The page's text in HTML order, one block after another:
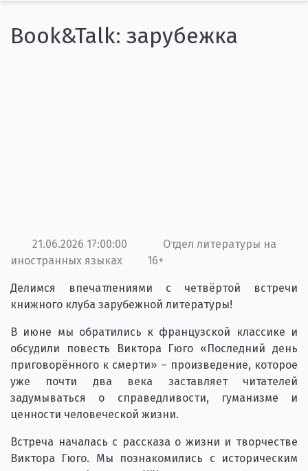
Book&Talk: зарубежка
21.06.2026 17:00:00
Отдел литературы на
иностранных языках
16+
Делимся впечатлениями с четвёртой встречи
книжного клуба зарубежной литературы!
В июне мы обратились к французской классике и
обсудили повесть Виктора Гюго «Последний день
приговорённого к смерти» – произведение, которое
уже почти два века заставляет читателей
задумываться о справедливости, гуманизме и
ценности человеческой жизни.
Встреча началась с рассказа о жизни и творчестве
Виктора Гюго. Мы познакомились с историческим